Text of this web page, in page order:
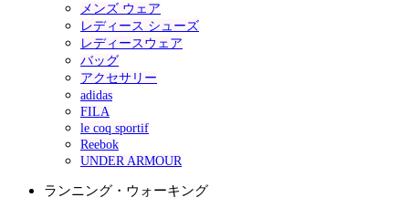
メンズ ウェア
レディース シューズ
レディースウェア
バッグ
アクセサリー
adidas
FILA
le coq sportif
Reebok
UNDER ARMOUR
ランニング・ウォーキング